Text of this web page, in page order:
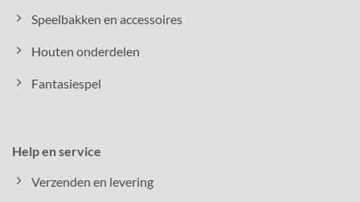
Speelbakken en accessoires
Houten onderdelen
Fantasiespel
Help en service
Verzenden en levering